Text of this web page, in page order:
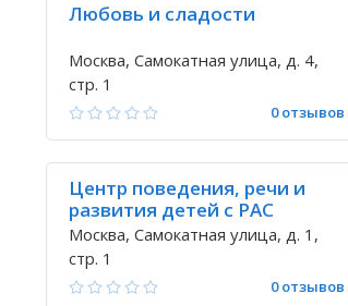
Любовь и сладости
Москва, Самокатная улица, д. 4,
стр. 1
0 отзывов
Центр поведения, речи и
развития детей с РАС
Москва, Самокатная улица, д. 1,
стр. 1
0 отзывов